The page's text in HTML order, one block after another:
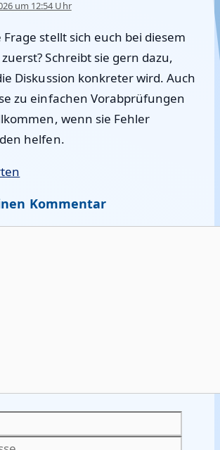
um 12:54 Uhr
Frage stellt sich euch bei diesem
Schreibt sie gern dazu,
Diskussion konkreter wird. Auch
zu einfachen Vorabprüfungen
wenn sie Fehler
helfen.
Kommentar
Mail-